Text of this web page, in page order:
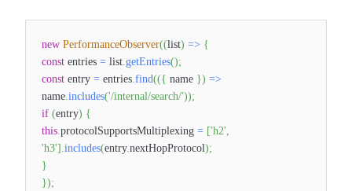
new PerformanceObserver((list) => {
const entries = list.getEntries();
const entry = entries.find(({ name }) =>
name.includes('/internal/search/'));
if (entry) {
this.protocolSupportsMultiplexing = ['h2',
'h3'] .includes(entry.nextHopProtocol);
}
});